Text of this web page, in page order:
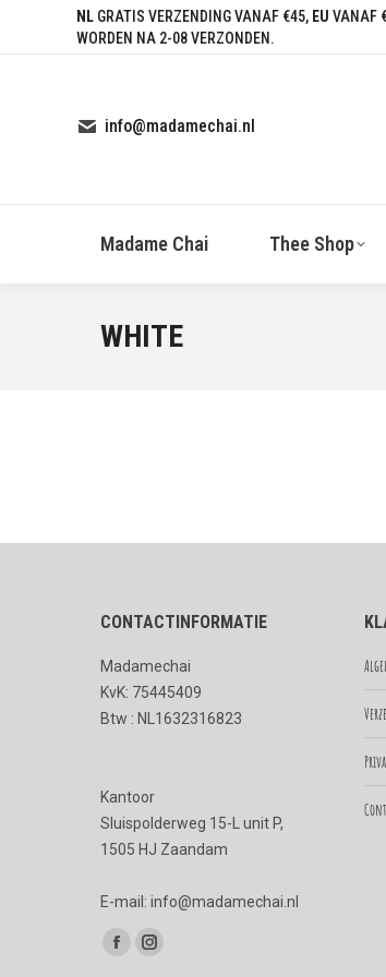
NL GRATIS VERZENDING VANAF €45, EU VANAF
WORDEN NA 2-08 VERZONDEN.
info@madamechai.nl
Madame Chai Thee Shop
WHITE
CONTACTINFORMATIE
Madamechai
KvK: 75445409
Btw : NL1632316823
Kantoor
Sluispolderweg 15-L unit P,
1505 HJ Zaandam
E-mail: info@madamechai.nl
Vind ons op:
FacebookInstagram